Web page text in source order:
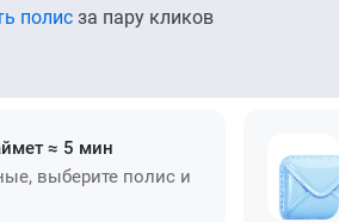
полис за пару кликов
≈ 5 мин
выберите полис и